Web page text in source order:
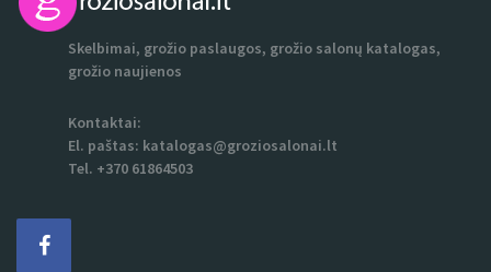
Skelbimai, grožio paslaugos, grožio salonų katalogas,
grožio naujienos
Kontaktai:
El. paštas: katalogas@groziosalonai.lt
Tel. +370 61864503